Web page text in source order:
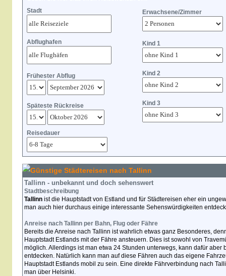
Stadt
Erwachsene/Zimmer
Abflughafen Kind 1
Frühester Abflug Kind 2
Späteste Rückreise Kind 3
Reisedauer
Günstige Städtereisen nach Tallinn
Tallinn - unbekannt und doch sehenswert
Stadtbeschreibung
Tallinn ist die Hauptstadt von Estland und für Städtereisen eher ein
man auch hier durchaus einige interessante Sehenswürdigkeiten
Anreise nach Tallinn per Bahn, Flug oder Fähre
Bereits die Anreise nach Tallinn ist wahrlich etwas ganz Besonderes,
Hauptstadt Estlands mit der Fähre ansteuern. Dies ist sowohl von
möglich. Allerdings ist man etwa 24 Stunden unterwegs, kann dafür
entdecken. Natürlich kann man auf diese Fähren auch das eigene
Hauptstadt Estlands mobil zu sein. Eine direkte Fährverbindung nach
man über Helsinki.